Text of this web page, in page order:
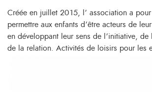
Créée en juillet 2015, l’ association a
permettre aux enfants d’être acteurs de
en développant leur sens de l’initiative,
de la relation. Activités de loisirs pour les